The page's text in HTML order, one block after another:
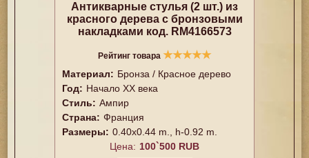
Антикварные стулья (2 шт.) из
красного дерева с бронзовыми
накладками код. RM4166573
Рейтинг товара ★★★★★
Материал: Бронза / Красное дерево
Год: Начало XX века
Стиль: Ампир
Страна: Франция
Размеры: 0.40x0.44 m., h-0.92 m.
Цена: 100`500 RUB